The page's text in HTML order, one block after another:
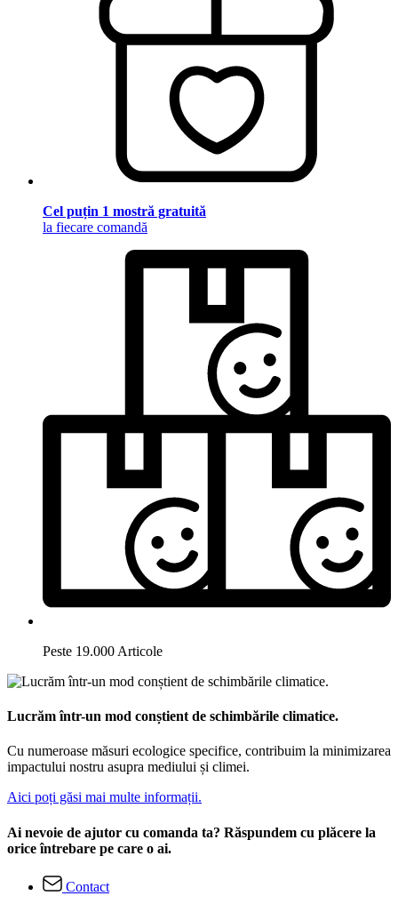
Cel puțin 1 mostră gratuită
la fiecare comandă
Peste 19.000 Articole
Lucrăm într-un mod conștient de schimbările climatice.
Cu numeroase măsuri ecologice specifice, contribuim la minimizarea
impactului nostru asupra mediului și climei.
Aici poți găsi mai multe informații.
Ai nevoie de ajutor cu comanda ta? Răspundem cu plăcere la
orice întrebare pe care o ai.
Contact